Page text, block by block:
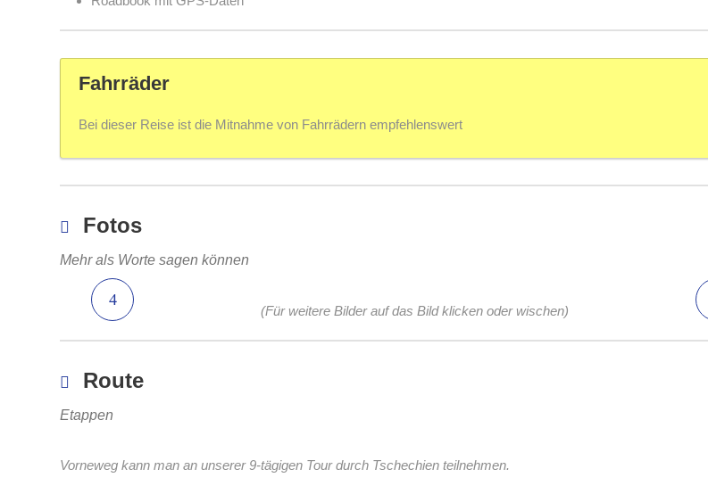
Fahrräder
Bei dieser Reise ist die Mitnahme von Fahrrädern empfehlenswert
Fotos
Mehr als Worte sagen können
(Für weitere Bilder auf das Bild klicken oder wischen)
Route
Etappen
Vorneweg kann man an unserer 9-tägigen Tour durch Tschechien teilnehmen.